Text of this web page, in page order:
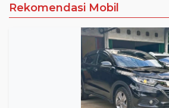
Rekomendasi Mobil